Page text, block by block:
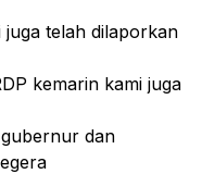
juga telah dilaporkan
kemarin kami juga
dan